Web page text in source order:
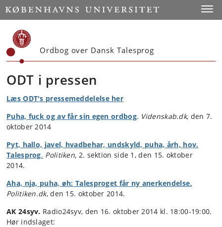
Start
Ordbog over Dansk Talesprog
ODT i pressen
Læs ODT's pressemeddelelse her
Puha, fuck og av får sin egen ordbog. Videnskab.dk, den 7.
oktober 2014
Pyt, hallo, javel, hvadbehar, undskyld, puha, årh, hov.
Talesprog. Politiken, 2. sektion side 1, den 15. oktober
2014.
Aha, nja, puha, øh: Talesproget får ny anerkendelse.
Politiken.dk, den 15. oktober 2014.
AK 24syv. Radio24syv, den 16. oktober 2014 kl. 18:00-19:00.
Hør indslaget: